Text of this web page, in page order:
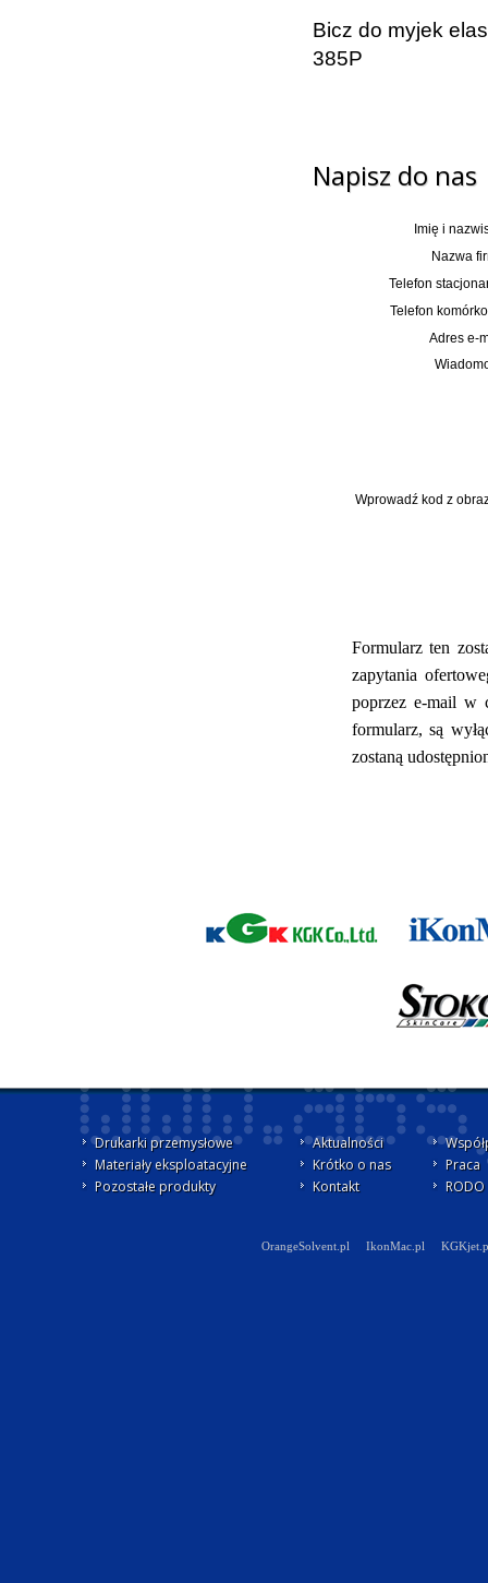
Bicz do myjek
385P
Napisz do nas
Imię i
Nazwa
Telefon
Telefon
Adres e-
Wprowadź kod z
Formularz ten
zapytania
poprzez e-mail w
formularz, są
zostaną
Drukarki przemysłowe
Materiały eksploatacyjne
Pozostałe produkty
Aktualności
Krótko o nas
Kontakt
Praca
OrangeSolvent.pl IkonMac.pl